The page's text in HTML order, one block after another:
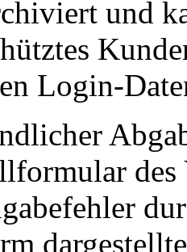
und
Login-